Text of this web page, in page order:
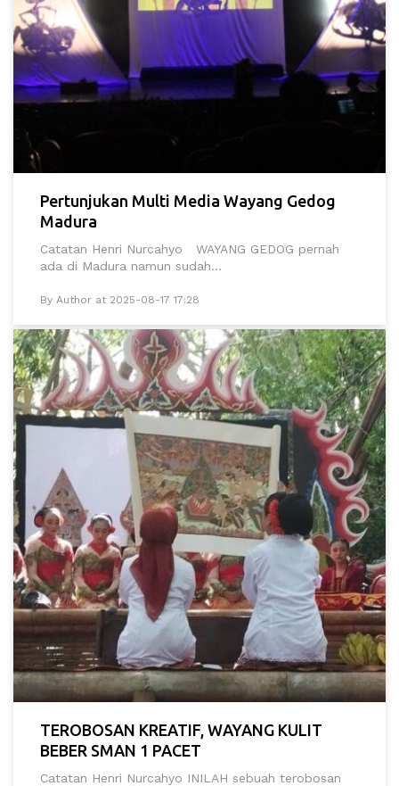
Pertunjukan Multi Media Wayang Gedog
Madura
Catatan Henri Nurcahyo WAYANG GEDOG pernah
ada di Madura namun sudah...
By Author at 2025-08-17 17:28
TEROBOSAN KREATIF, WAYANG KULIT
BEBER SMAN 1 PACET
Catatan Henri Nurcahyo INILAH sebuah terobosan